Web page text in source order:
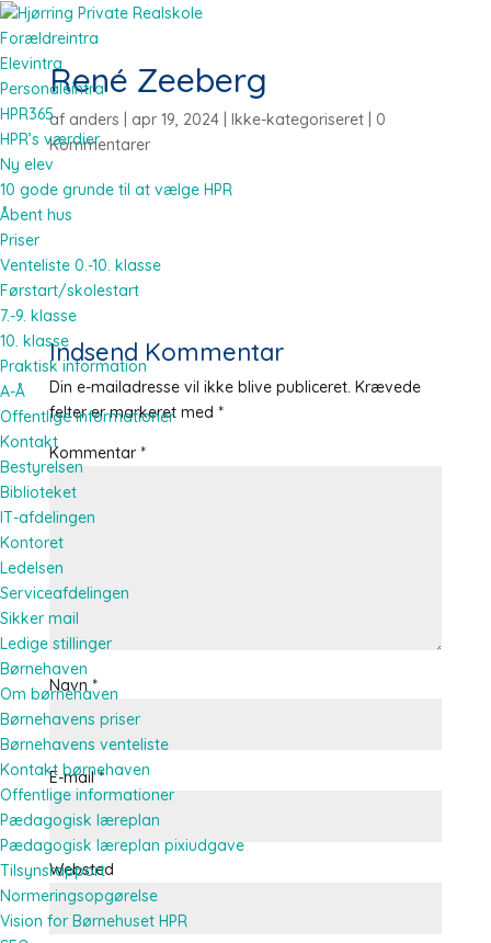
Forældreintra
Elevintra
Personaleintra
HPR365
HPR’s værdier
Ny elev
10 gode grunde til at vælge HPR
Åbent hus
Priser
Venteliste 0.-10. klasse
Førstart/skolestart
7.-9. klasse
10. klasse
Praktisk information
A-Å
Offentlige informationer
Kontakt
Bestyrelsen
Biblioteket
IT-afdelingen
Kontoret
Ledelsen
Serviceafdelingen
Sikker mail
Ledige stillinger
Børnehaven
Om børnehaven
Børnehavens priser
Børnehavens venteliste
Kontakt børnehaven
Offentlige informationer
Pædagogisk læreplan
Pædagogisk læreplan pixiudgave
Tilsynsrapport
Normeringsopgørelse
Vision for Børnehuset HPR
René Zeeberg
af anders apr 19, 2024| Ikke-kategoriseret | 0
Kommentarer
Indsend Kommentar
Din e-mailadresse vil ikke blive publiceret. Krævede
felter er markeret med *
Kommentar *
Navn *
E-mail*
Websted